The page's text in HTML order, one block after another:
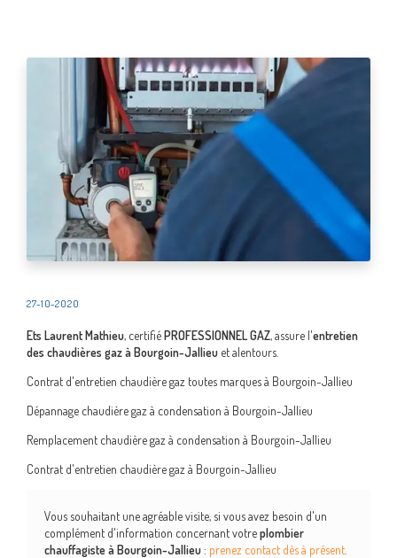
27-10-2020
Ets Laurent Mathieu, certifiéPROFESSIONNEL GAZ, assure l'entretien
des chaudières gaz à Bourgoin-Jallieu et alentours.
Contrat d'entretien chaudière gaz toutes marques à Bourgoin-Jallieu
Dépannage chaudière gaz à condensation à Bourgoin-Jallieu
Remplacement chaudière gaz à condensation à Bourgoin-Jallieu
Contrat d'entretien chaudière gaz à Bourgoin-Jallieu
Vous souhaitant une agréable visite, si vous avez besoin d'un
complément d'information concernant votreplombier
chauffagiste à Bourgoin-Jallieu : prenez contact dès à présent